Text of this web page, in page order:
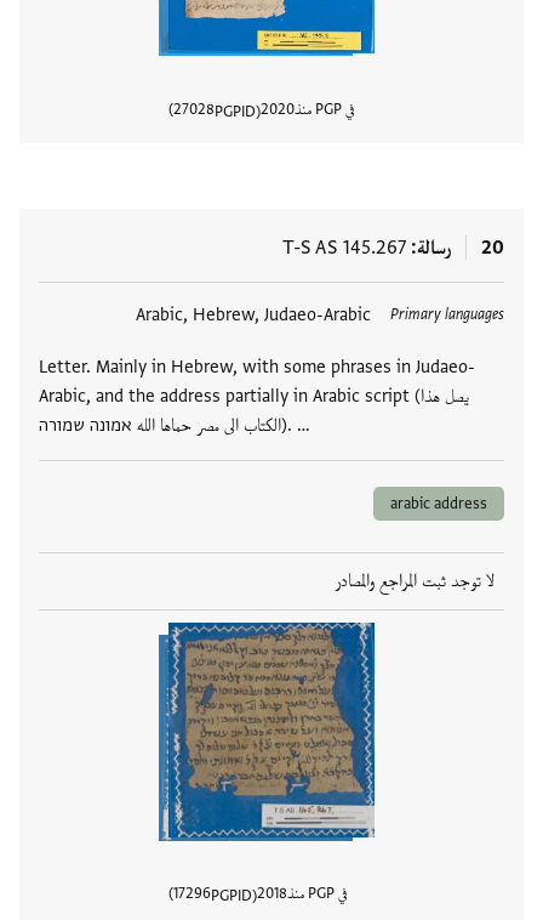
في PGP منذ 2020
PGPID
27028
20 رسالة T-S AS 145.267
Primary languages
Arabic, Hebrew, Judaeo-Arabic
Letter. Mainly in Hebrew, with some phrases in Judaeo-
Arabic, and the address partially in Arabic script (يصل هذا
الكتاب الى مصر حماها الله אמונה שמורה). …
العلامات
arabic address
لا توجد ثبت المراجع والمصادر
في PGP منذ 2018
PGPID
17296